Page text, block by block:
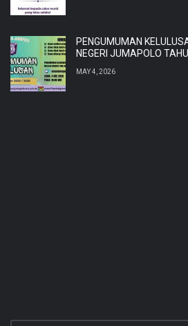
PENGUMUMAN
NEGERI JUMAPOLO
MAY 4, 2026